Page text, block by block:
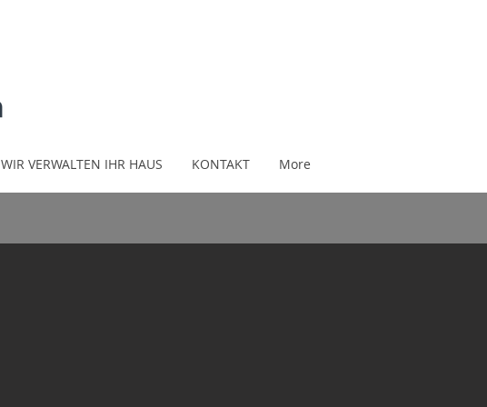
WIR VERWALTEN IHR HAUS KONTAKT More